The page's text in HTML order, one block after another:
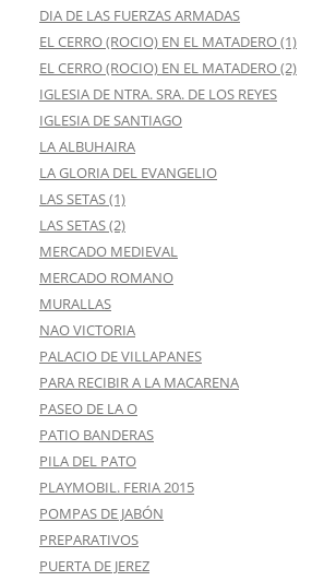
DIA DE LAS FUERZAS ARMADAS
EL CERRO (ROCIO) EN EL MATADERO (1)
EL CERRO (ROCIO) EN EL MATADERO (2)
IGLESIA DE NTRA. SRA. DE LOS REYES
IGLESIA DE SANTIAGO
LA ALBUHAIRA
LA GLORIA DEL EVANGELIO
LAS SETAS (1)
LAS SETAS (2)
MERCADO MEDIEVAL
MERCADO ROMANO
MURALLAS
NAO VICTORIA
PALACIO DE VILLAPANES
PARA RECIBIR A LA MACARENA
PASEO DE LA O
PATIO BANDERAS
PILA DEL PATO
PLAYMOBIL. FERIA 2015
POMPAS DE JABÓN
PREPARATIVOS
PUERTA DE JEREZ